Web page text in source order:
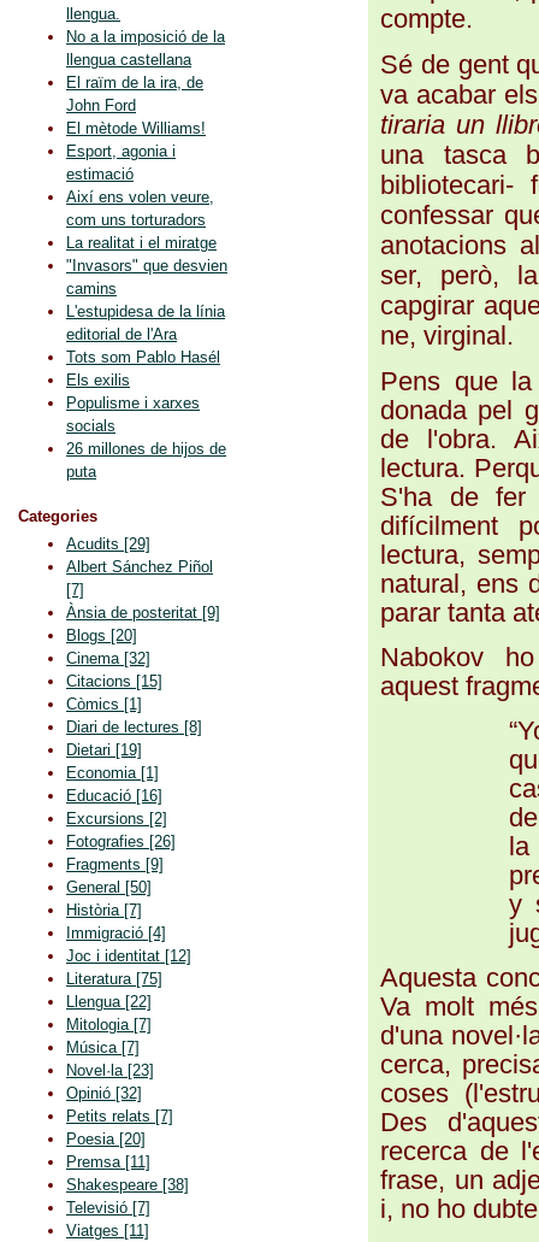
compte.
Sé de gent
va acabar
tiraria un
una tasca
confessar
anotacions
ser, però,
capgirar
ne, virginal.
Pens que
donada pel
de l'obra.
lectura.
S'ha de fer
difícilment
lectura,
natural, ens
parar tanta
Nabokov
aquest
“
y
Aquesta
Va molt
d'una
cerca,
coses
Des
recerca de
frase, un
i, no ho
llengua.
No a la imposició de la
llengua castellana
El raïm de la ira, de
John Ford
El mètode Williams!
Esport, agonia i
estimació
Així ens volen veure,
com uns torturadors
La realitat i el miratge
"Invasors" que desvien
camins
L'estupidesa de la línia
editorial de l'Ara
Tots som Pablo Hasél
Els exilis
Populisme i xarxes
socials
26 millones de hijos de
puta
Categories
Acudits [29]
Albert Sánchez Piñol
[7]
Ànsia de posteritat [9]
Blogs [20]
Cinema [32]
Citacions [15]
Còmics [1]
Diari de lectures [8]
Dietari [19]
Economia [1]
Educació [16]
Excursions [2]
Fotografies [26]
Fragments [9]
General [50]
Història [7]
Immigració [4]
Joc i identitat [12]
Literatura [75]
Llengua [22]
Mitologia [7]
Música [7]
Novel·la [23]
Opinió [32]
Petits relats [7]
Poesia [20]
Premsa [11]
Shakespeare [38]
Televisió [7]
Viatges [11]